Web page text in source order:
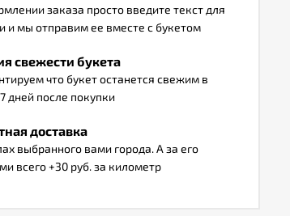
заказа просто введите текст для
и мы отправим ее вместе с букетом
свежести букета
что букет останется свежим в
дней после покупки
доставка
выбранного вами города. А за его
всего +30 руб. за километр